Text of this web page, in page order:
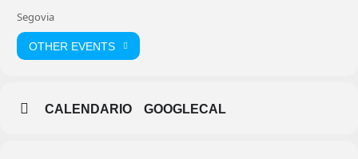
Segovia
OTHER EVENTS
CALENDARIO GOOGLECAL